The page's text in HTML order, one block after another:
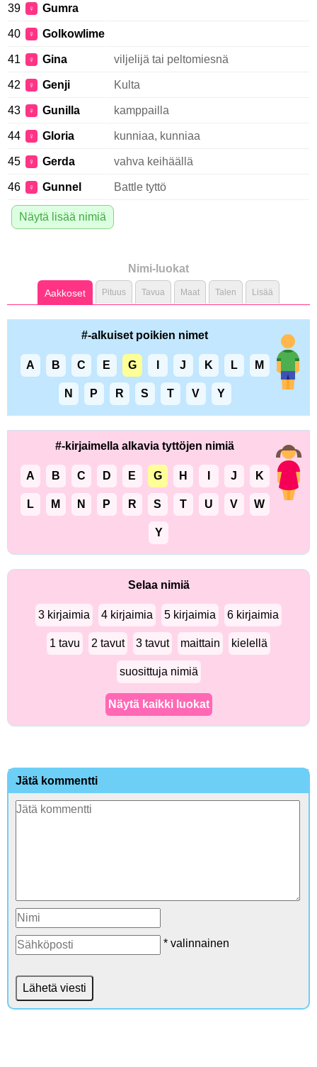
39 ♀ Gumra
40 ♀ Golkowlime
41 ♀ Gina viljelijä tai peltomiesnä
42 ♀ Genji Kulta
43 ♀ Gunilla kamppailla
44 ♀ Gloria kunniaa, kunniaa
45 ♀ Gerda vahva keihäällä
46 ♀ Gunnel Battle tyttö
Näytä lisää nimiä
Nimi-luokat
Aakkoset Pituus Tavua Maat Talen Lisää
#-alkuiset poikien nimet
A B C E G J K L M
N P R S T V Y
#-kirjaimella alkavia tyttöjen nimiä
A B C D E G H J K
L M N P R S T U V W
Y
Selaa nimiä
3 kirjaimia 4 kirjaimia 5 kirjaimia 6 kirjaimia
1 tavu 2 tavut 3 tavut maittain kielellä
suosittuja nimiä
Näytä kaikki luokat
Jätä kommentti
* valinnainen